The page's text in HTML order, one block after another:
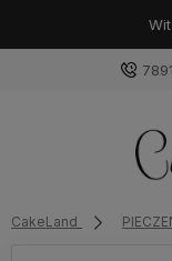
CakeLand